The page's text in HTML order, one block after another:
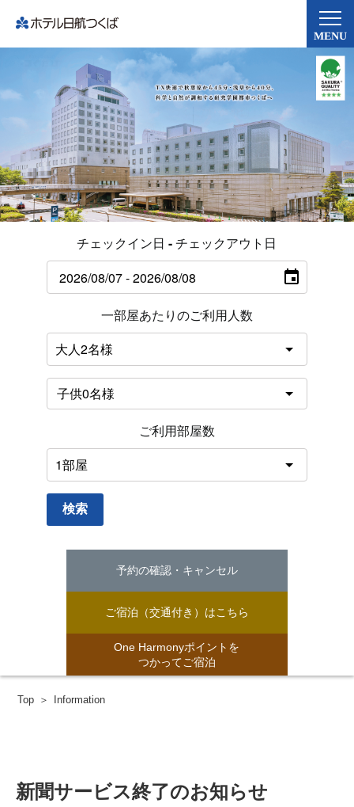
MENU
チェックイン日 - チェックアウト日
一部屋あたりのご利用人数
ご利用部屋数
検索
予約の確認・キャンセル
ご宿泊（交通付き）はこちら
One Harmonyポイントを
つかってご宿泊
Top Information
新聞サービス終了のお知らせ